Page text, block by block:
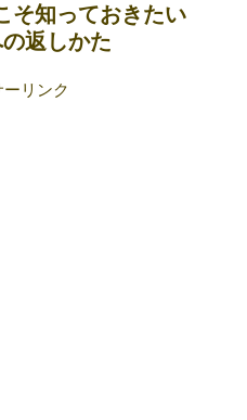
そ知っておきたい
返しかた
ーリンク